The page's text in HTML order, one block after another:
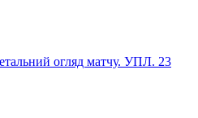
огляд матчу. УПЛ. 23